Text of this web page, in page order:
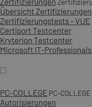
Übersicht Zertifizierungen
Zertifizierungstests - VUE
Certiport Testcenter
Kryterion Testcenter
Microsoft IT-Professionals
PC-COLLEGE PC-COLLEGE
Autorisierungen